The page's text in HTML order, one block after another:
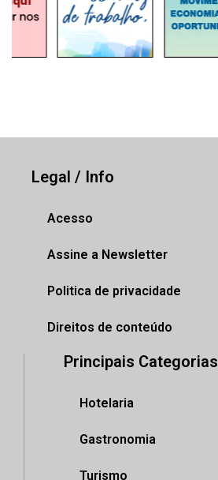
Legal / Info
Acesso
Assine a Newsletter
Politica de privacidade
Direitos de conteúdo
Principais Categorias
Hotelaria
Gastronomia
Turismo